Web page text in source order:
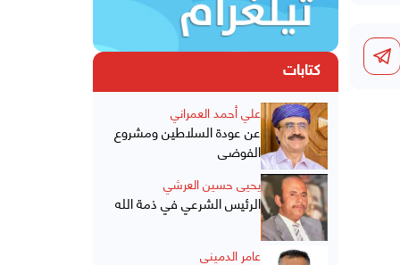
كتابات
علي أحمد العمراني
عن عودة السلاطين ومشروع
الفوضى
يحيى حسين العرشي
الرئيس الشرعي في ذمة الله
عامر الدميني